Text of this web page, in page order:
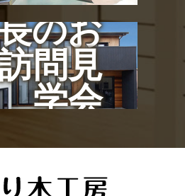
のお
問見
学会